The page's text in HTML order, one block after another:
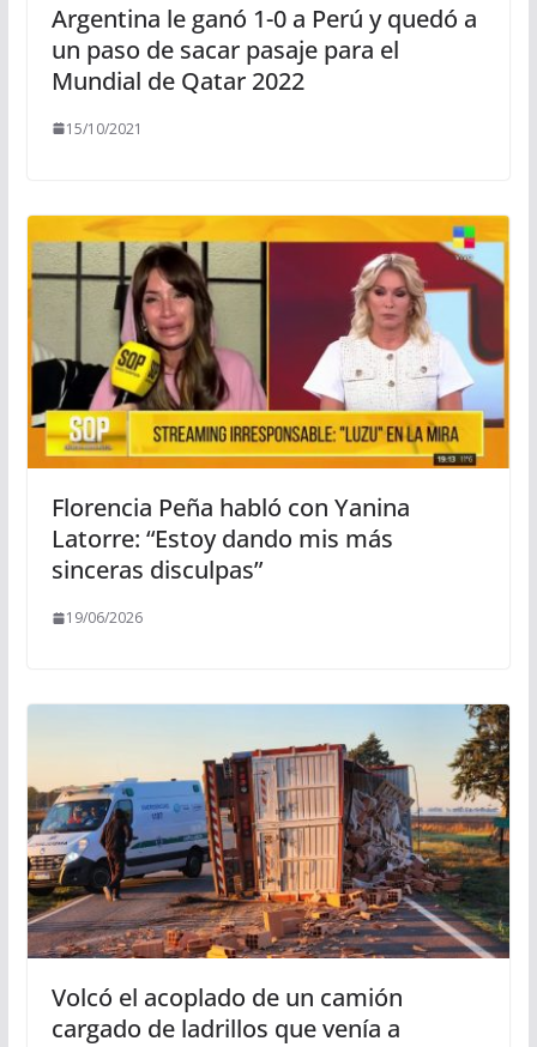
Argentina le ganó 1-0 a Perú y quedó a
un paso de sacar pasaje para el
Mundial de Qatar 2022
15/10/2021
Florencia Peña habló con Yanina
Latorre: “Estoy dando mis más
sinceras disculpas”
19/06/2026
Volcó el acoplado de un camión
cargado de ladrillos que venía a